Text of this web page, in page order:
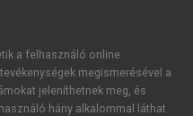
a felhasználó online
megismerésével a
jeleníthetnek meg, és
hány alkalommal láthat